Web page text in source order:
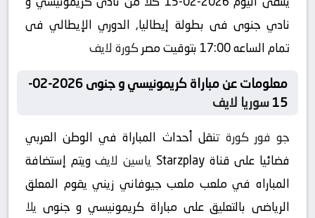
نادي جنوى فى بطولة إيطاليا, الدوري الإيطالي فى
تمام الساعه 17:00 بتوقيت مصر
كورة لايف
معلومات عن مباراة كريمونيسي و جنوى 2026-02-
15سوريا لايف
جو فور كورة تنقل أحداث المباراة في الوطن العربي
فضائيا على قناة Starzplay
ياسين لايفويتم إستضافة
المباراه في ملعب ملعب جيوفاني زيني يقوم المعلق
الرياضى بالتعليق على مباراة كريمونيسي و جنوى يلا